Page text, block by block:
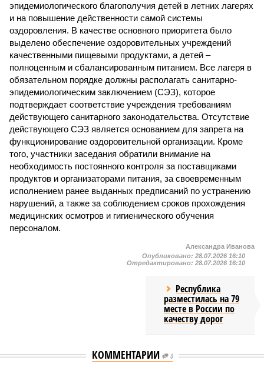
эпидемиологического благополучия детей в летних лагерях
и на повышение действенности самой системы
оздоровления. В качестве основного приоритета было
выделено обеспечение оздоровительных учреждений
качественными пищевыми продуктами, а детей –
полноценным и сбалансированным питанием. Все лагеря в
обязательном порядке должны располагать санитарно-
эпидемиологическим заключением (СЭЗ), которое
подтверждает соответствие учреждения требованиям
действующего санитарного законодательства. Отсутствие
действующего СЭЗ является основанием для запрета на
функционирование оздоровительной организации. Кроме
того, участники заседания обратили внимание на
необходимость постоянного контроля за поставщиками
продуктов и организаторами питания, за своевременным
исполнением ранее выданных предписаний по устранению
нарушений, а также за соблюдением сроков прохождения
медицинских осмотров и гигиенического обучения
персоналом.
Александра Иванова
Опубликовано: 28.07.2026 16:10
Отредактировано: 28.07.2026 16:10
Республика
разместилась на 79
месте в России по
качеству дорог
КОММЕНТАРИИ 0